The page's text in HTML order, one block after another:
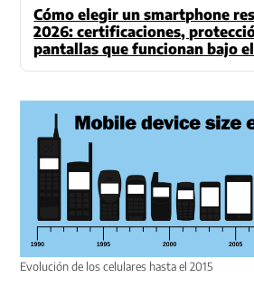
Cómo elegir un smartphone
2026: certificaciones,
pantallas que funcionan bajo
Evolución de los celulares hasta el 2015